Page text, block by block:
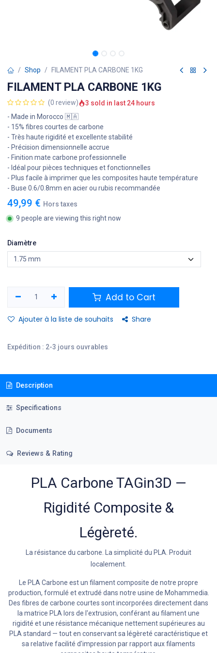
Shop FILAMENT PLA CARBONE 1KG
FILAMENT PLA CARBONE 1KG
(0 review)
3 sold in last 24 hours
- Made in Morocco 🇲🇦
- 15% fibres courtes de carbone
- Très haute rigidité et excellente stabilité
- Précision dimensionnelle accrue
- Finition mate carbone professionnelle
- Idéal pour pièces techniques et fonctionnelles
- Plus facile à imprimer que les composites haute température
- Buse 0.6/0.8mm en acier ou rubis recommandée
49,99 € Hors taxes
9 people are viewing this right now
Diamètre
Add to Cart
Ajouter à la liste de souhaits Share
Expédition : 2-3 jours ouvrables
Description
Specifications
Documents
Reviews & Rating
PLA Carbone TAGin3D —
Rigidité Composite &
Légèreté.
La résistance du carbone. La simplicité du PLA. Produit
localement.
Le PLA Carbone est un filament composite de notre propre
production, formulé et extrudé dans notre usine de Mohammedia.
Des fibres de carbone courtes sont incorporées directement dans
la matrice PLA lors de l'extrusion, conférant au filament une
rigidité et une résistance mécanique nettement supérieures au
PLA standard — tout en conservant sa légèreté caractéristique et
sa relative facilité d'impression par rapport aux filaments